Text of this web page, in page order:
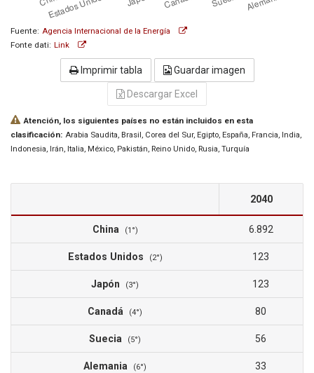
Fuente: Agencia Internacional de la Energía
Fonte dati: Link
Imprimir tabla Guardar imagen
Descargar Excel
Atención, los siguientes países no están incluidos en esta
clasificación: Arabia Saudita, Brasil, Corea del Sur, Egipto, España, Francia, India,
Indonesia, Irán, Italia, México, Pakistán, Reino Unido, Rusia, Turquía
2040
China (1°) 6.892
Estados Unidos (2°) 123
Japón (3°) 123
Canadá (4°) 80
Suecia (5°) 56
Alemania (6°) 33